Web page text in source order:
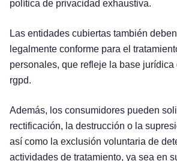
política de privacidad exhaustiva.
Las entidades cubiertas también
legalmente conforme para el
personales, que refleje la base jurídica
rgpd.
Además, los consumidores pueden
rectificación, la destrucción o la
así como la exclusión voluntaria de
actividades de tratamiento, ya sea en